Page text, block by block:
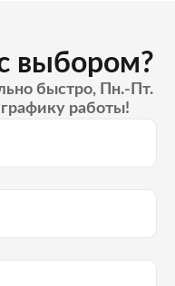
выбором?
быстро, Пн.-Пт.
работы!